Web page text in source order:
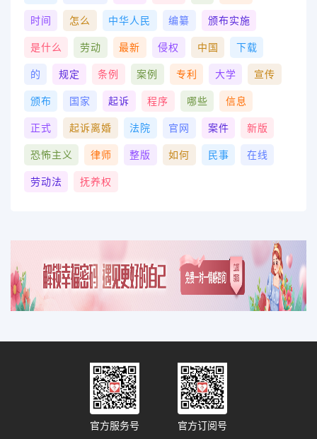
时间 怎么 中华人民 编纂 颁布实施
是什么 劳动 最新 侵权 中国 下载
的 规定 条例 案例 专利 大学 宣传
颁布 国家 起诉 程序 哪些 信息
正式 起诉离婚 法院 官网 案件 新版
恐怖主义 律师 整版 如何 民事 在线
劳动法 抚养权
官方服务号 官方订阅号